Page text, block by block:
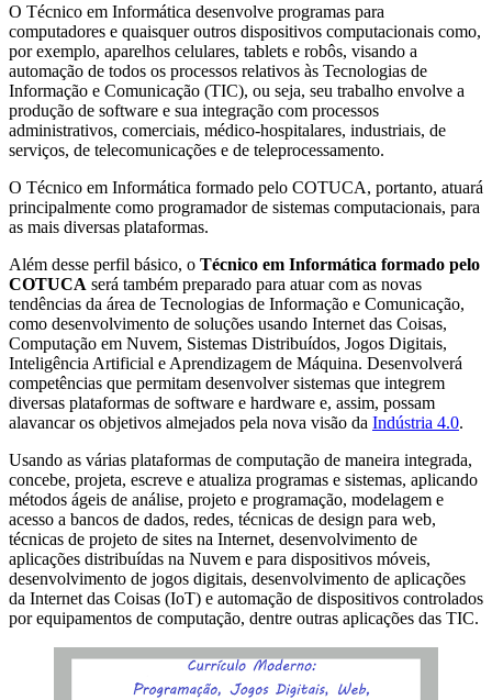
O Técnico em Informática desenvolve programas para
computadores e quaisquer outros dispositivos computacionais como,
por exemplo, aparelhos celulares, tablets e robôs, visando a
automação de todos os processos relativos às Tecnologias de
Informação e Comunicação (TIC), ou seja, seu trabalho envolve a
produção de software e sua integração com processos
administrativos, comerciais, médico-hospitalares, industriais, de
serviços, de telecomunicações e de teleprocessamento.
O Técnico em Informática formado pelo COTUCA, portanto, atuará
principalmente como programador de sistemas computacionais, para
as mais diversas plataformas.
Além desse perfil básico, o Técnico em Informática formado pelo
COTUCA será também preparado para atuar com as novas
tendências da área de Tecnologias de Informação e Comunicação,
como desenvolvimento de soluções usando Internet das Coisas,
Computação em Nuvem, Sistemas Distribuídos, Jogos Digitais,
Inteligência Artificial e Aprendizagem de Máquina. Desenvolverá
competências que permitam desenvolver sistemas que integrem
diversas plataformas de software e hardware e, assim, possam
alavancar os objetivos almejados pela nova visão da Indústria 4.0.
Usando as várias plataformas de computação de maneira integrada,
concebe, projeta, escreve e atualiza programas e sistemas, aplicando
métodos ágeis de análise, projeto e programação, modelagem e
acesso a bancos de dados, redes, técnicas de design para web,
técnicas de projeto de sites na Internet, desenvolvimento de
aplicações distribuídas na Nuvem e para dispositivos móveis,
desenvolvimento de jogos digitais, desenvolvimento de aplicações
da Internet das Coisas (IoT) e automação de dispositivos controlados
por equipamentos de computação, dentre outras aplicações das TIC.